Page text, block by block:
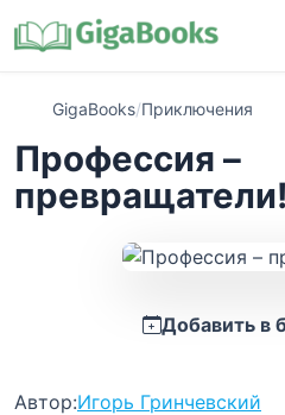
GigaBooks/Приключения
Профессия –
превращатели!
Добавить в
Автор:Игорь Гринчевский